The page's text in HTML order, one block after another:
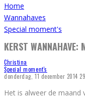
Home
Wannahaves
Special moment's
KERST WANNAHAVE:
Christina
Special moment's
donderdag, 11 december 2014
Het is alweer de maand